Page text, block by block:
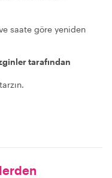
saate göre yeniden
tarafından